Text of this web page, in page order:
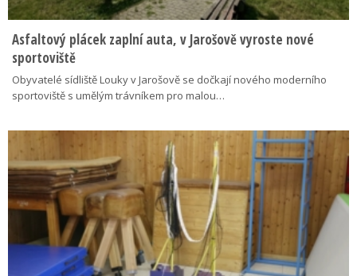
Asfaltový plácek zaplní auta, v Jarošově vyroste nové
sportoviště
Obyvatelé sídliště Louky v Jarošově se dočkají nového moderního
sportoviště s umělým trávníkem pro malou…